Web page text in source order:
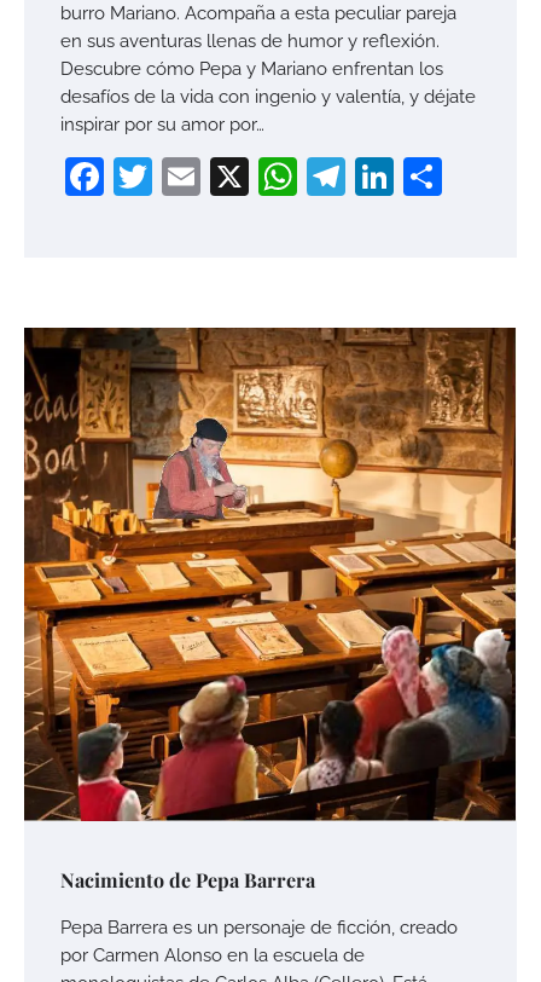
burro Mariano. Acompaña a esta peculiar pareja
en sus aventuras llenas de humor y reflexión.
Descubre cómo Pepa y Mariano enfrentan los
desafíos de la vida con ingenio y valentía, y déjate
inspirar por su amor por…
Facebook
Twitter
Email
X WhatsApp
Telegram
Nacimiento de Pepa Barrera
Pepa Barrera es un personaje de ficción, creado
por Carmen Alonso en la escuela de